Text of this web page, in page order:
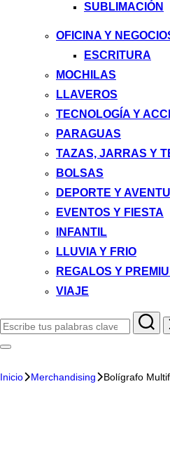
SUBLIMACIÓN
OFICINA Y
ESCRITURA
MOCHILAS
LLAVEROS
TECNOLOGÍA Y
PARAGUAS
TAZAS, JARRAS Y
BOLSAS
DEPORTE Y
EVENTOS Y FIESTA
INFANTIL
LLUVIA Y FRIO
REGALOS Y
VIAJE
Inicio Merchandising Bolígrafo